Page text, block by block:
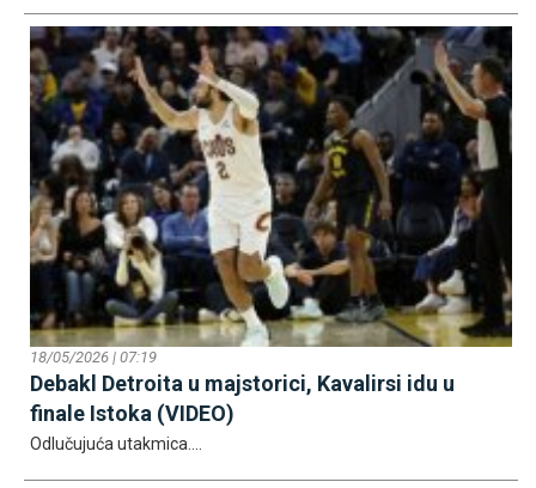
18/05/2026 | 07:19
Debakl Detroita u majstorici, Kavalirsi idu u
finale Istoka (VIDEO)
Odlučujuća utakmica....